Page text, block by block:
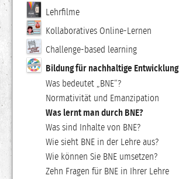
Lehrfilme
Kollaboratives Online-Lernen
Challenge-based learning
Bildung für nachhaltige Entwicklung
Was bedeutet „BNE“?
Normativität und Emanzipation
Was lernt man durch BNE?
Was sind Inhalte von BNE?
Wie sieht BNE in der Lehre aus?
Wie können Sie BNE umsetzen?
Zehn Fragen für BNE in Ihrer Lehre